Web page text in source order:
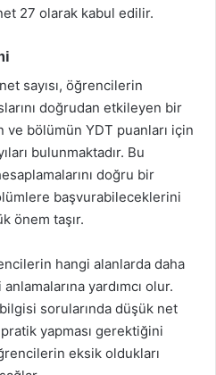
27 olarak kabul edilir.
sayısı, öğrencilerin
doğrudan etkileyen bir
bölümün YDT puanları için
bulunmaktadır. Bu
doğru bir
başvurabileceklerini
önem taşır.
hangi alanlarda daha
yardımcı olur.
sorularında düşük net
yapması gerektiğini
eksik oldukları